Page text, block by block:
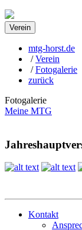
Verein
mtg-horst.de
/Verein
/Fotogalerie
zurück
Fotogalerie
Meine MTG
Kontakt